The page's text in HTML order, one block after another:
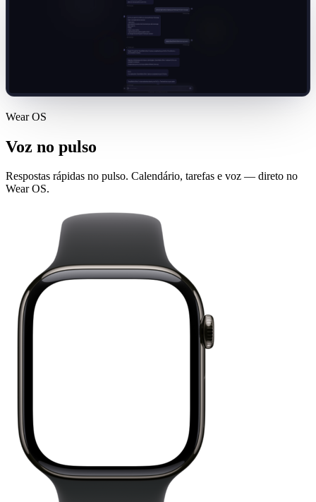
Wear OS
Voz no pulso
Respostas rápidas no pulso. Calendário, tarefas e voz — direto no
Wear OS.